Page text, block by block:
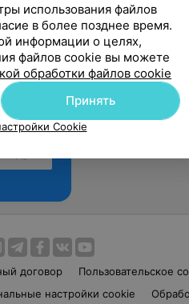
договор Пользовательское
настройки cookie
использования файлов
в более позднее время.
информации о целях,
файлов cookie вы можете
обработки файлов cookie
Принять
Cookie